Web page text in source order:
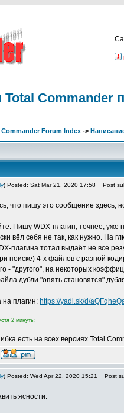
Commander
Commander Forum Index ->
) Posted: Sat Mar 21, 2020 17:58 Post
что пишу это сообщение здесь,
Пишу WDX-плагин, точнее, уже
вёл себя не так, как нужно. На
плагина тотал выдаёт не все
поиске) 4-х файлов с разной
- "другого", на некоторых
дубли "опять становятся"
на плагин: https://yadi.sk/d/
2 минуты:
есть на всех версиях Total
) Posted: Wed Apr 22, 2020 15:21 Post
ясности.